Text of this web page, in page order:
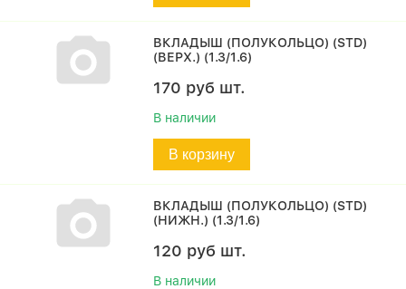
ВКЛАДЫШ (ПОЛУКОЛЬЦО) (STD)
(ВЕРХ.) (1.3/1.6)
170 руб шт.
В наличии
В корзину
ВКЛАДЫШ (ПОЛУКОЛЬЦО) (STD)
(НИЖН.) (1.3/1.6)
120 руб шт.
В наличии